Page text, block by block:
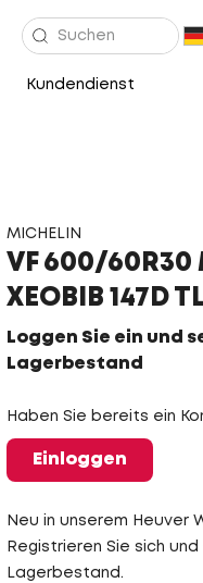
Kundendienst
MICHELIN
VF 600/60R30
XEOBIB 147D
Loggen Sie ein und
Lagerbestand
Haben Sie bereits ein
Einloggen
Neu in unserem Heuver
Registrieren Sie sich
Lagerbestand.